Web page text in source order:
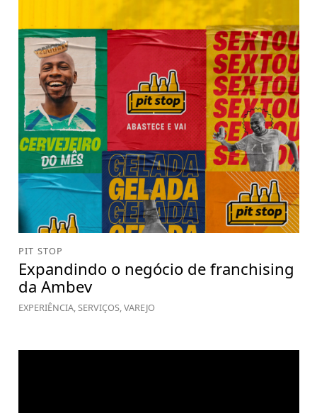
PIT STOP
Expandindo o negócio de franchising
da Ambev
EXPERIÊNCIA, SERVIÇOS, VAREJO